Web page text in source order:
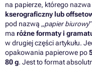
na papierze, którego
kserograficzny lub
pod nazwą „papier biurowy
ma różne formaty i
w drugiej części artykułu.
opakowania papierowe po
80 g. Jest to format